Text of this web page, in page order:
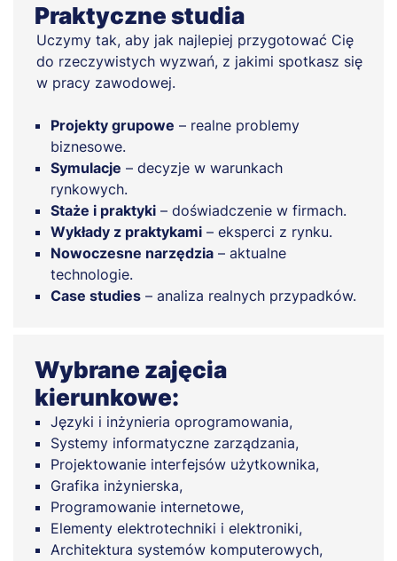
Praktyczne studia
Uczymy tak, aby jak najlepiej przygotować Cię
do rzeczywistych wyzwań, z jakimi spotkasz się
w pracy zawodowej.
Projekty grupowe – realne problemy
biznesowe.
Symulacje – decyzje w warunkach
rynkowych.
Staże i praktyki – doświadczenie w firmach.
Wykłady z praktykami – eksperci z rynku.
Nowoczesne narzędzia – aktualne
technologie.
Case studies – analiza realnych przypadków.
Wybrane zajęcia
kierunkowe:
Języki i inżynieria oprogramowania,
Systemy informatyczne zarządzania,
Projektowanie interfejsów użytkownika,
Grafika inżynierska,
Programowanie internetowe,
Elementy elektrotechniki i elektroniki,
Architektura systemów komputerowych,